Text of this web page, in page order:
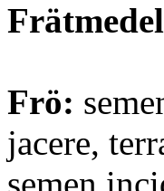
Frö:
jacere,